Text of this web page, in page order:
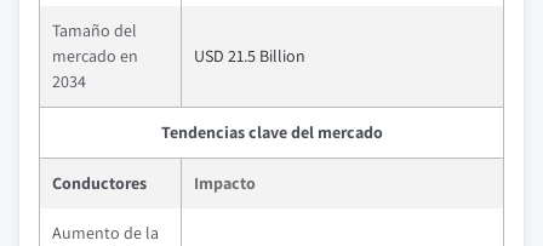
Tamaño del
mercado en
2034
USD 21.5 Billion
Tendencias clave del mercado
Conductores Impacto
Aumento de la